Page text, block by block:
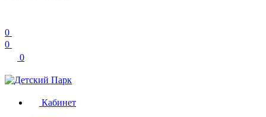
0
0
0
Кабинет